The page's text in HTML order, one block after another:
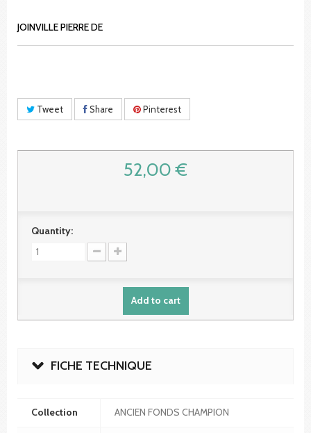
JOINVILLE PIERRE DE
Tweet Share Pinterest
52,00 €
Quantity:
Add to cart
FICHE TECHNIQUE
Collection ANCIEN FONDS CHAMPION